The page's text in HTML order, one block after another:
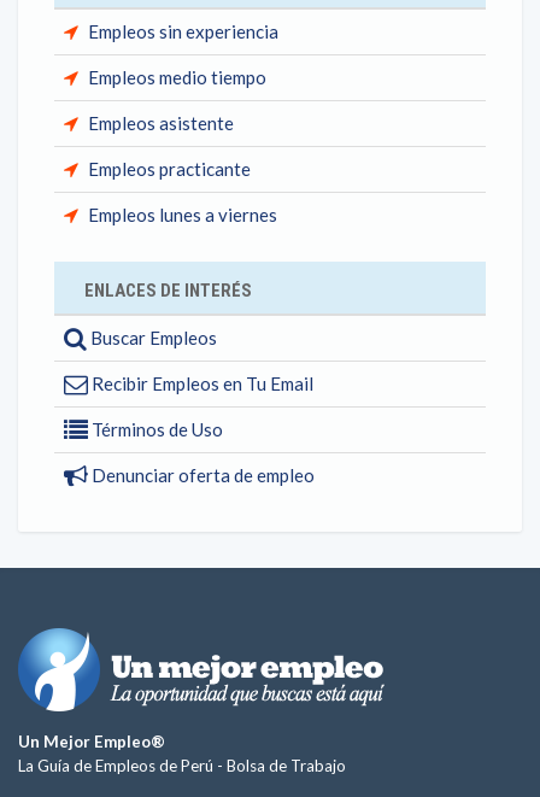
Empleos sin experiencia
Empleos medio tiempo
Empleos asistente
Empleos practicante
Empleos lunes a viernes
ENLACES DE INTERÉS
Buscar Empleos
Recibir Empleos en Tu Email
Términos de Uso
Denunciar oferta de empleo
Un Mejor Empleo®
La Guía de Empleos de Perú - Bolsa de Trabajo